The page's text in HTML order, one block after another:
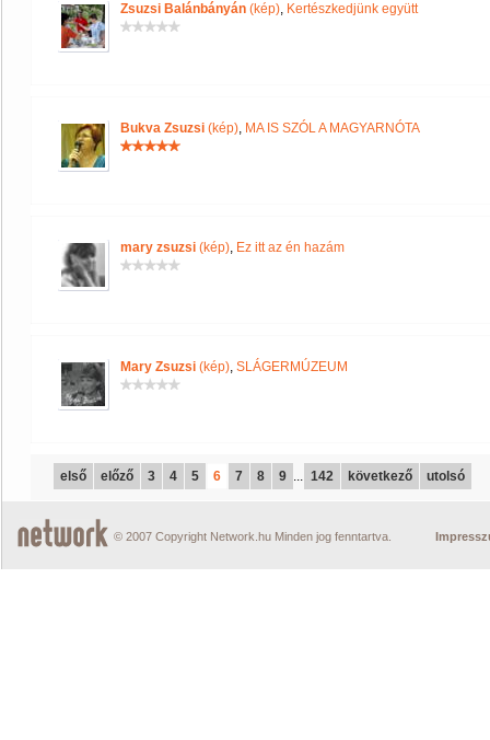
Zsuzsi Balánbányán (kép), Kertészkedjünk együtt
Bukva Zsuzsi (kép), MA IS SZÓL A MAGYARNÓTA
mary zsuzsi (kép), Ez itt az én hazám
Mary Zsuzsi (kép), SLÁGERMÚZEUM
első előző 3 4 5 6 7 8 9 ... 142 következő utolsó
© 2007 Copyright Network.hu Minden jog fenntartva.